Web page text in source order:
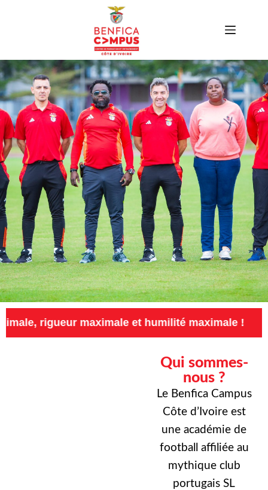
maximale et humilité maximale !
Qui sommes-
nous ?
Le Benfica Campus
Côte d’Ivoire est
une académie de
football affiliée au
mythique club
portugais SL